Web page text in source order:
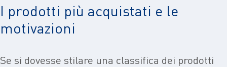
I prodotti più acquistati e le
motivazioni
Se si dovesse stilare una classifica dei prodotti